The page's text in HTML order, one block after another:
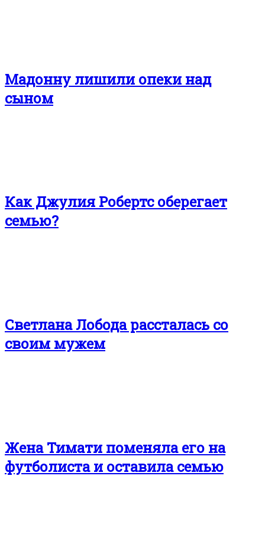
Мадонну лишили опеки над
сыном
Как Джулия Робертс оберегает
семью?
Светлана Лобода рассталась со
своим мужем
Жена Тимати поменяла его на
футболиста и оставила семью